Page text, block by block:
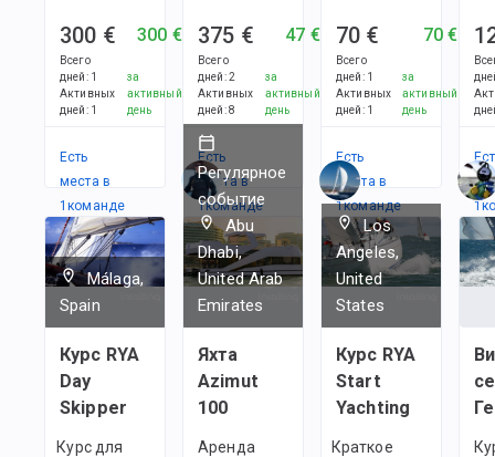
300 €
Всего
дней: 1
Активных
дней: 1
300 €
за
активный
день
Есть
места в
1командe
375 €
Всего
дней:2
Активных
дней:8
47 €
за
активный
день
Есть
места в
1командe
70 €
Всего
дней: 1
Активных
дней: 1
70 €
за
активный
день
Есть
места в
1командe
1
Málaga,
Spain
Курс RYA
Day
Skipper
Курс для
Регулярное
событие
Abu
Dhabi,
United Arab
Emirates
Яхта
Azimut
100
Аренда
Los
Angeles,
United
States
Курс RYA
Start
Yachting
Краткое